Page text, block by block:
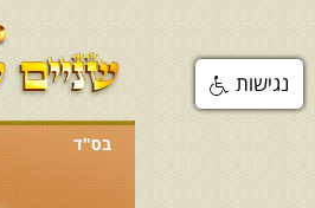
בס"ד
נגישות